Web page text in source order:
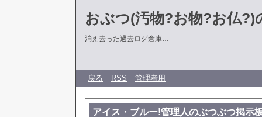
おぶつ(汚物?お物?お仏?)
消え去った過去ログ倉庫…
戻る RSS 管理者用
アイス・ブルー!管理人のぶつぶつ掲示